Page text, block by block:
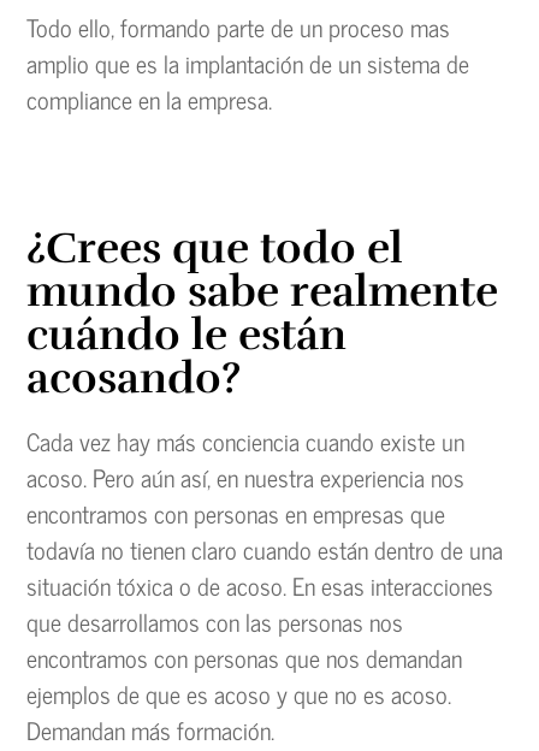
Todo ello, formando parte de un proceso mas
amplio que es la implantación de un sistema de
compliance en la empresa.
¿Crees que todo el
mundo sabe realmente
cuándo le están
acosando?
Cada vez hay más conciencia cuando existe un
acoso. Pero aún así, en nuestra experiencia nos
encontramos con personas en empresas que
todavía no tienen claro cuando están dentro de una
situación tóxica o de acoso. En esas interacciones
que desarrollamos con las personas nos
encontramos con personas que nos demandan
ejemplos de que es acoso y que no es acoso.
Demandan más formación.